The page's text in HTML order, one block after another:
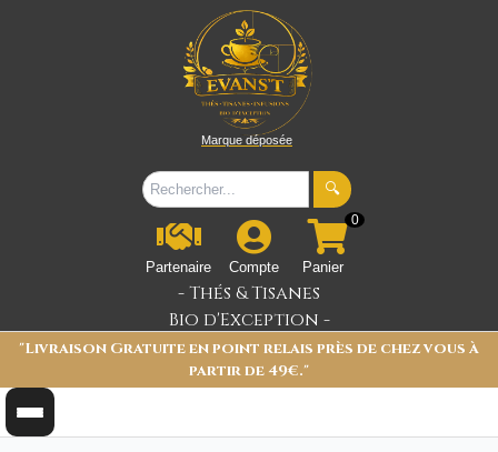
Marque déposée
🔍
Partenaire Compte
0
Panier
- Thés & Tisanes
Bio d'Exception -
"Livraison Gratuite en point relais près de chez vous à
partir de 49€."